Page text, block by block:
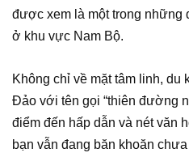
được xem là một trong những
ở khu vực Nam Bộ.
Không chỉ về mặt tâm linh, du
Đảo với tên gọi “thiên đường
điểm đến hấp dẫn và nét văn
bạn vẫn đang băn khoăn